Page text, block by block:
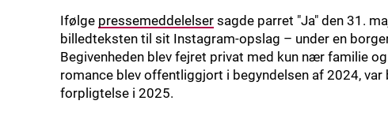
Ifølge pressemeddelelser sagde parret "Ja" den 31.
billedteksten til sit Instagram-opslag – under en
Begivenheden blev fejret privat med kun nær familie
romance blev offentliggjort i begyndelsen af 2024,
forpligtelse i 2025.